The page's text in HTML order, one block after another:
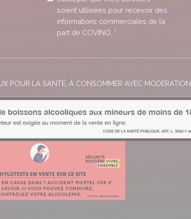
soient utilisées pour recevoir des
informations commerciales de la
part de COVINO. *
POUR LA SANTÉ, À CONSOMMER AVEC MODÉRATION.